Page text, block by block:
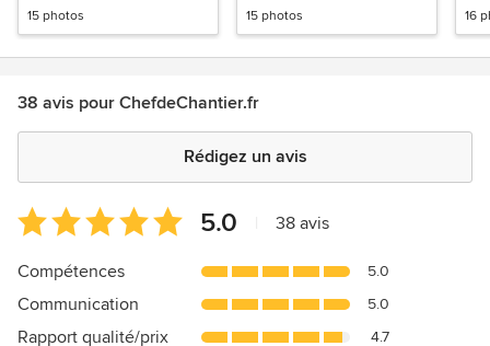
15 photos 15 photos 16
38 avis pour ChefdeChantier.fr
Rédigez un avis
Note
moyenne
:
étoiles
sur
5.0 38 avis
Compétences 5.0
Communication 5.0
Rapport qualité/prix 4.7